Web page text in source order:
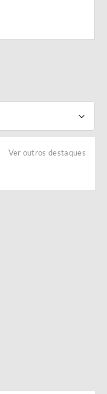
Ver outros destaques